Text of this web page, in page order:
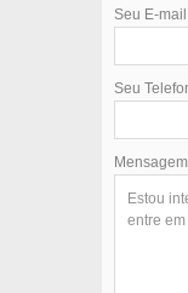
Seu E-
Seu